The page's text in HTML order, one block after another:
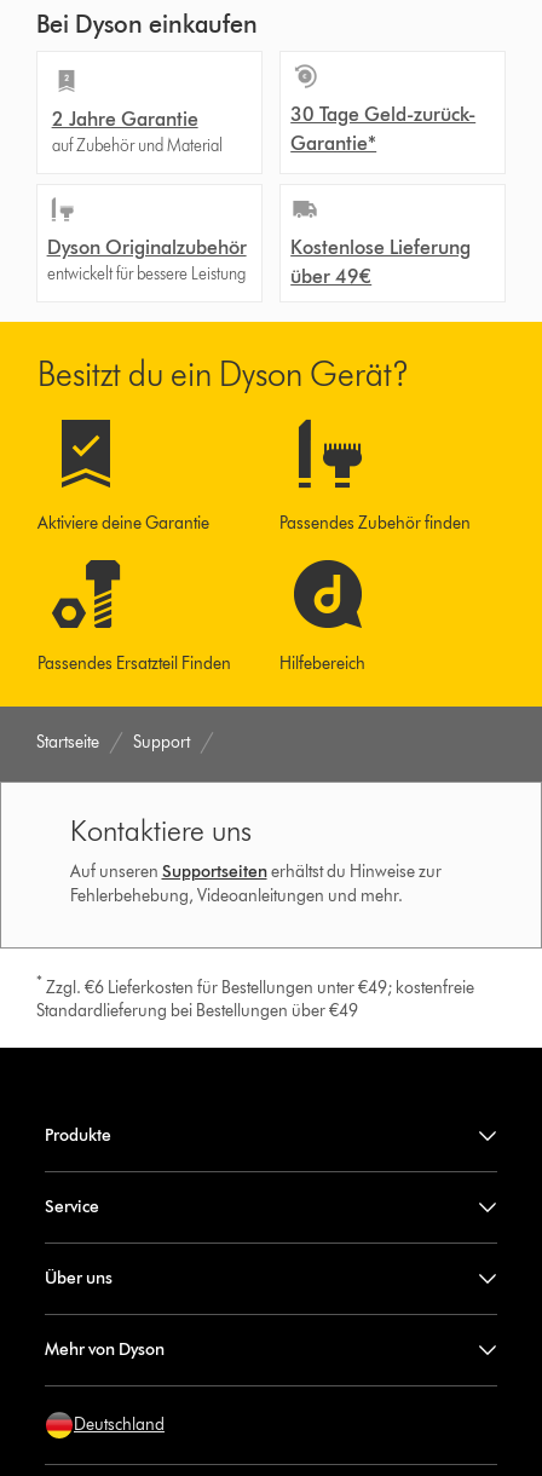
Bei Dyson einkaufen
2 Jahre Garantie
auf Zubehör und Material
30 Tage Geld-zurück-
Garantie*
Dyson Originalzubehör
entwickelt für bessere Leistung
Kostenlose Lieferung
über 49€
Besitzt du ein Dyson Gerät?
Aktiviere deine Garantie Passendes Zubehör finden
Passendes Ersatzteil Finden Hilfebereich
Startseite Support
Kontaktiere uns
Auf unseren Supportseiten erhältst du Hinweise zur
Fehlerbehebung, Videoanleitungen und mehr.
* Zzgl. €6 Lieferkosten für Bestellungen unter €49; kostenfreie
Standardlieferung bei Bestellungen über €49
Produkte
Service
Über uns
Mehr von Dyson
Deutschland